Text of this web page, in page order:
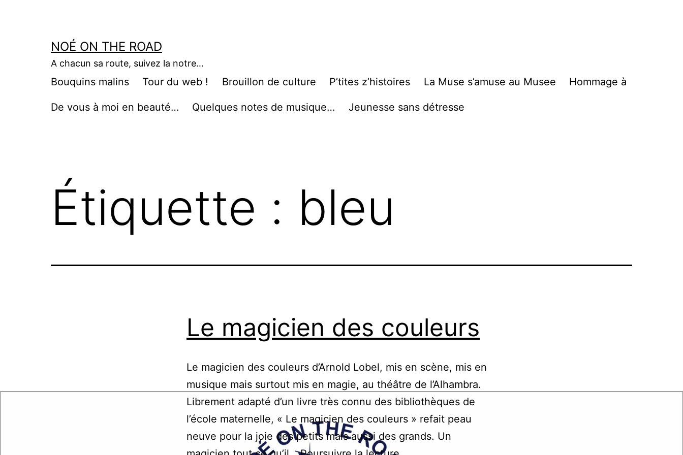
NOÉ ON THE ROAD
A chacun sa route, suivez la notre…
Bouquins malins Tour du web ! Brouillon de culture P’tites z’histoires La Muse s’amuse au Musee Hommage à
De vous à moi en beauté… Quelques notes de musique… Jeunesse sans détresse
Étiquette : bleu
Le magicien des couleurs
Le magicien des couleurs d’Arnold Lobel, mis en scène, mis en
musique mais surtout mis en magie, au théâtre de l’Alhambra.
Librement adapté d’un livre très connu des bibliothèques de
l’école maternelle, « Le magicien des couleurs » refait peau
neuve pour la joie des petits mais aussi des grands. Un